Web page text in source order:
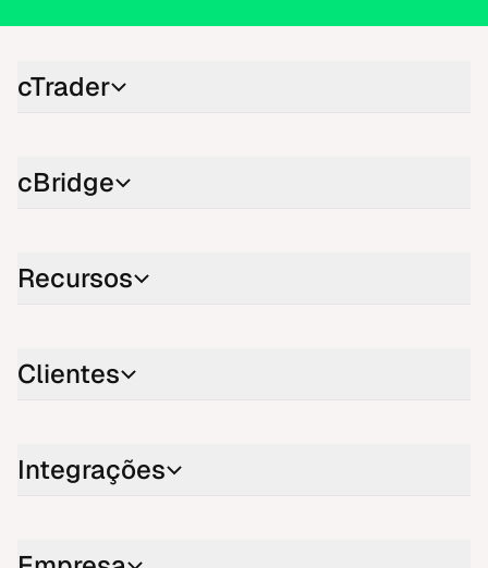
cTrader
cBridge
Recursos
Clientes
Integrações